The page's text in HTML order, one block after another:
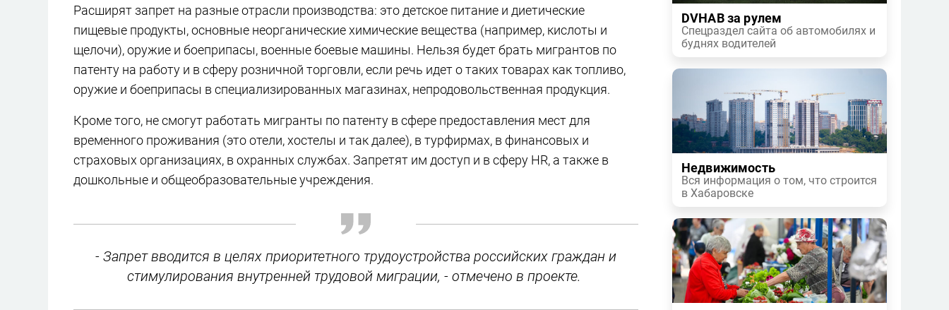
Расширят запрет на разные отрасли производства: это детское питание и диетические
пищевые продукты, основные неорганические химические вещества (например, кислоты и
щелочи), оружие и боеприпасы, военные боевые машины. Нельзя будет брать мигрантов по
патенту на работу и в сферу розничной торговли, если речь идет о таких товарах как топливо,
оружие и боеприпасы в специализированных магазинах, непродовольственная продукция.
Кроме того, не смогут работать мигранты по патенту в сфере предоставления мест для
временного проживания (это отели, хостелы и так далее), в турфирмах, в финансовых и
страховых организациях, в охранных службах. Запретят им доступ и в сферу HR, а также в
дошкольные и общеобразовательные учреждения.
- Запрет вводится в целях приоритетного трудоустройства российских граждан и
стимулирования внутренней трудовой миграции, - отмечено в проекте.
DVHAB за рулем
Спецраздел сайта об автомобилях и
буднях водителей
Недвижимость
Вся информация о том, что строится
в Хабаровске